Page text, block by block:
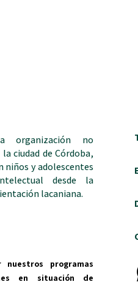
organización no
ciudad de Córdoba,
niños y adolescentes
desde la
lacaniana.
programas
en situación de